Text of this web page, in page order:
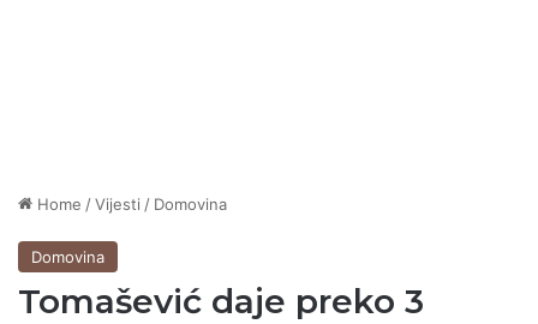
Home /Vijesti / Domovina
Domovina
Tomašević daje preko 3